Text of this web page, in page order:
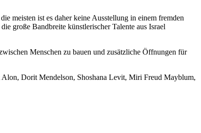
meisten ist es daher keine Ausstellung in einem fremden
große Bandbreite künstlerischer Talente aus Israel
Menschen zu bauen und zusätzliche Öffnungen für
Dorit Mendelson, Shoshana Levit, Miri Freud Mayblum,